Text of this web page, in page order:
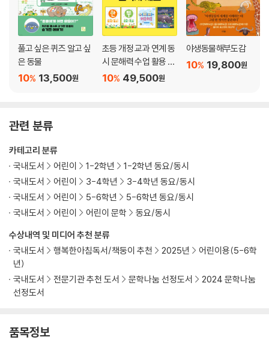
풀고 싶은 퀴즈 알고 싶
은 동물
13,500원
10%
초등 개정 교과 연계 동
시 문해력 수업 활용 필
독서 세트49,500원
10%
야생동물해부도감
19,800원
10%
관련 분류
수상내역 및 미디어 추천 분류
국내도서
행복한아침독서/책둥이 추천 2025년
어린이용(5-6학
년)
국내도서
전문기관 추천 도서 문학나눔 선정도서
2024 문학나눔
선정도서
카테고리 분류
국내도서
어린이 1-2학년
1-2학년 동요/동시
국내도서
어린이 3-4학년
3-4학년 동요/동시
국내도서
어린이 5-6학년
5-6학년 동요/동시
국내도서
어린이 어린이 문학 동요/동시
품목정보